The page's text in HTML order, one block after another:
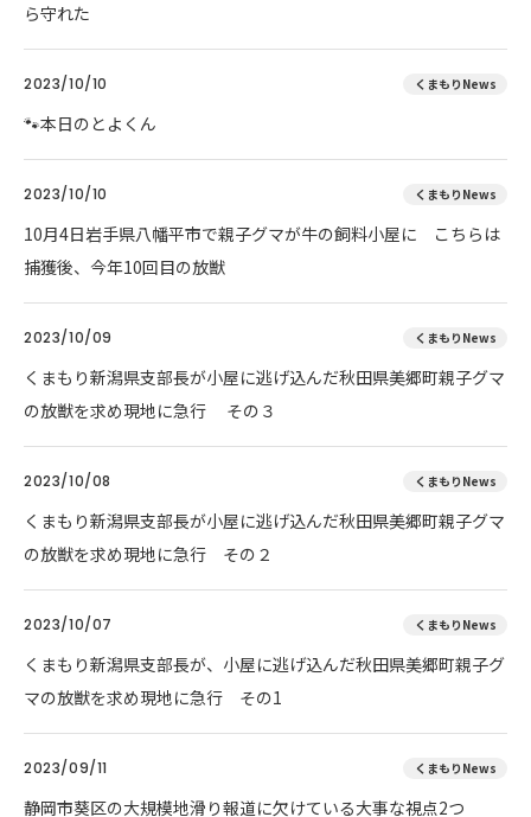
ら守れた
2023/10/10 くまもりNews
🐾本日のとよくん
2023/10/10 くまもりNews
10月4日岩手県八幡平市で親子グマが牛の飼料小屋に こちらは
捕獲後、今年10回目の放獣
2023/10/09 くまもりNews
くまもり新潟県支部長が小屋に逃げ込んだ秋田県美郷町親子グマ
の放獣を求め現地に急行 その３
2023/10/08 くまもりNews
くまもり新潟県支部長が小屋に逃げ込んだ秋田県美郷町親子グマ
の放獣を求め現地に急行 その２
2023/10/07 くまもりNews
くまもり新潟県支部長が、小屋に逃げ込んだ秋田県美郷町親子グ
マの放獣を求め現地に急行 その1
2023/09/11 くまもりNews
静岡市葵区の大規模地滑り報道に欠けている大事な視点2つ